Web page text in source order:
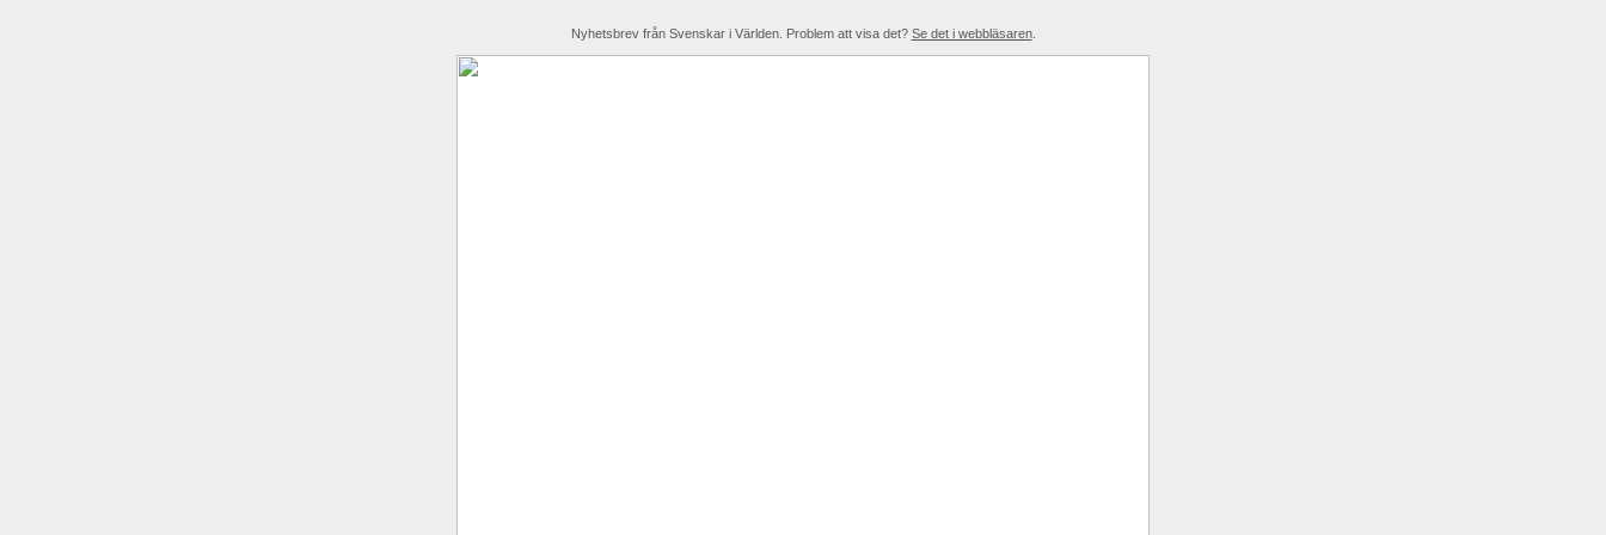
Nyhetsbrev från Svenskar i Världen. Problem att visa det? Se det i webbläsaren.